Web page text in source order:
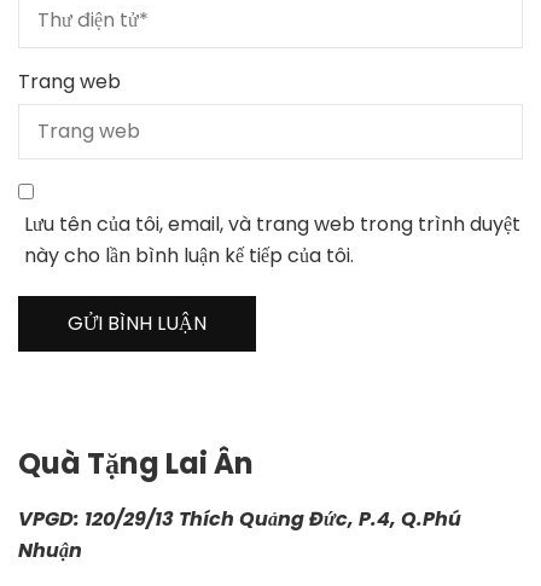
Trang web
Lưu tên của tôi, email, và trang web trong trình duyệt
này cho lần bình luận kế tiếp của tôi.
Quà Tặng Lai Ân
VPGD: 120/29/13 Thích Quảng Đức, P.4, Q.Phú
Nhuận